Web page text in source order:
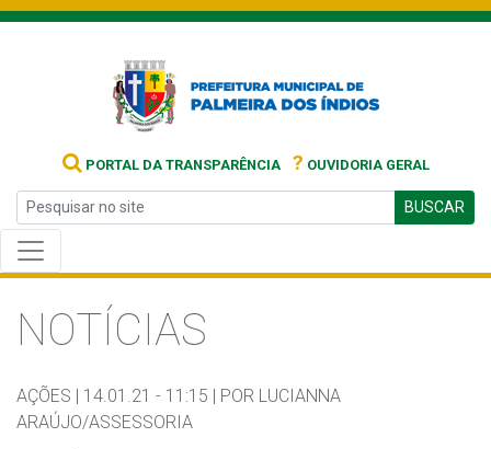
PORTAL DA TRANSPARÊNCIA ? OUVIDORIA GERAL
BUSCAR
NOTÍCIAS
AÇÕES | 14.01.21 - 11:15 | POR LUCIANNA
ARAÚJO/ASSESSORIA